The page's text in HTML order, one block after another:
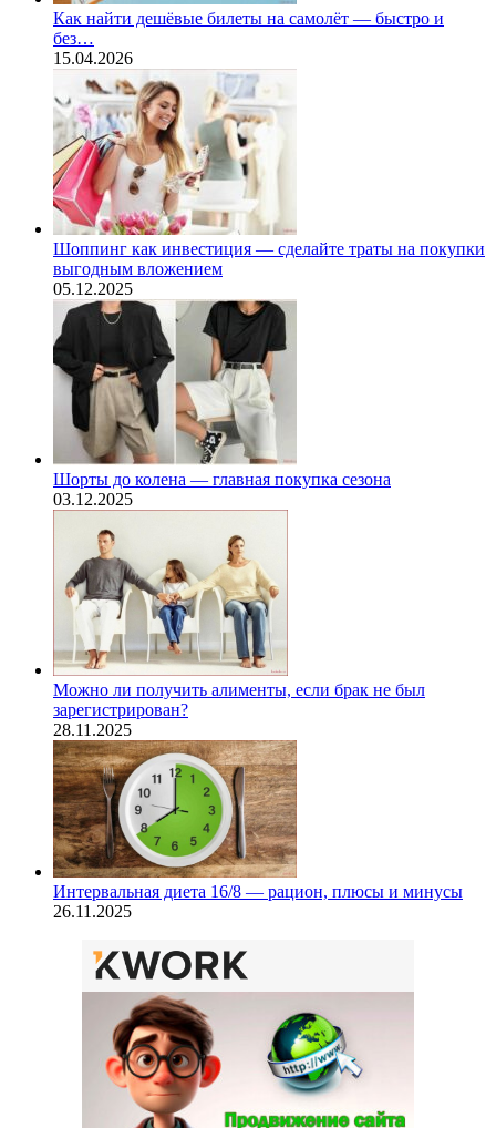
Как найти дешёвые билеты на самолёт — быстро и
без…
15.04.2026
Шоппинг как инвестиция — сделайте траты на покупки
выгодным вложением
05.12.2025
Шорты до колена — главная покупка сезона
03.12.2025
Можно ли получить алименты, если брак не был
зарегистрирован?
28.11.2025
Интервальная диета 16/8 — рацион, плюсы и минусы
26.11.2025